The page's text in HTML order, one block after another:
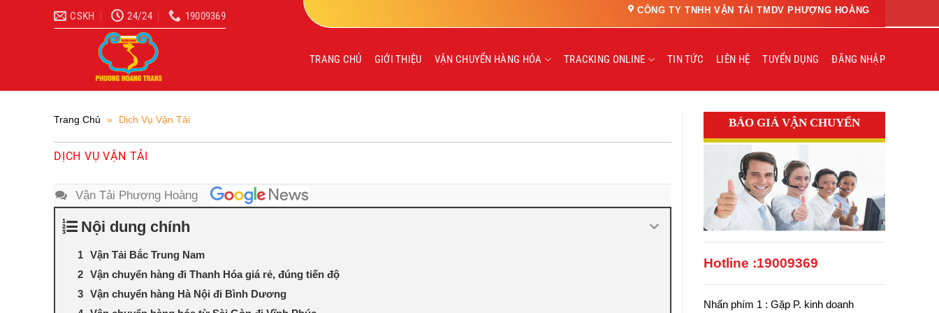
CSKH 24/24 19009369 CÔNG TY TNHH VẬN TẢI TMDV PHƯỢNG HOÀNG
TRANG CHỦ GIỚI THIỆU VẬN CHUYỂN HÀNG HÓA TRACKING ONLINE TIN TỨC LIÊN HỆ TUYỂN DỤNG ĐĂNG NHẬP
Trang Chủ » Dịch Vụ Vận Tải
DỊCH VỤ VẬN TẢI
Vận Tải Phượng Hoàng
Nội dung chính
Vận Tải Bắc Trung Nam
Vận chuyển hàng đi Thanh Hóa giá rẻ, đúng tiến độ
Vận chuyển hàng Hà Nội đi Bình Dương
BÁO GIÁ VẬN CHUYỂN
Hotline :19009369
Nhấn phím 1 : Gặp P. kinh doanh